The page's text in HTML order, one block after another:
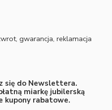
gwarancja, reklamacja
się do Newslettera.
miarkę jubilerską
kupony rabatowe.